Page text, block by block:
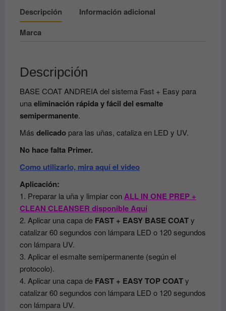
Descripción
Información adicional
Marca
Descripción
BASE COAT ANDREIA del sistema Fast + Easy para
unaeliminación rápida y fácil del esmalte
semipermanente.
Más delicadopara las uñas, cataliza en LED y UV.
No hace falta Primer.
Como utilizarlo, mira aquí el video
Aplicación:
1. Preparar la uña y limpiar conALL IN ONE PREP +
CLEAN CLEANSER disponible Aquí
2. Aplicar una capa deFAST + EASY BASE COATy
catalizar 60 segundos con lámpara LED o 120 segundos
con lámpara UV.
3. Aplicar el esmalte semipermanente (según el
protocolo).
4. Aplicar una capa de FAST + EASY TOP COATy
catalizar 60 segundos con lámpara LED o 120 segundos
con lámpara UV.